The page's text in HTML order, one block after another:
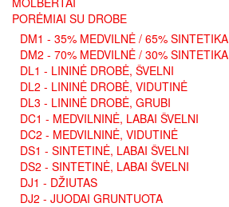
PORĖMIAI SU DROBE
DM1 - 35% MEDVILNĖ / 65% SINTETIKA
DM2 - 70% MEDVILNĖ / 30% SINTETIKA
DL1 - LININĖ DROBĖ, ŠVELNI
DL2 - LININĖ DROBĖ, VIDUTINĖ
DL3 - LININĖ DROBĖ, GRUBI
DC1 - MEDVILNINĖ, LABAI ŠVELNI
DC2 - MEDVILNINĖ, VIDUTINĖ
DS1 - SINTETINĖ, LABAI ŠVELNI
DS2 - SINTETINĖ, LABAI ŠVELNI
DJ1 - DŽIUTAS
DJ2 - JUODAI GRUNTUOTA